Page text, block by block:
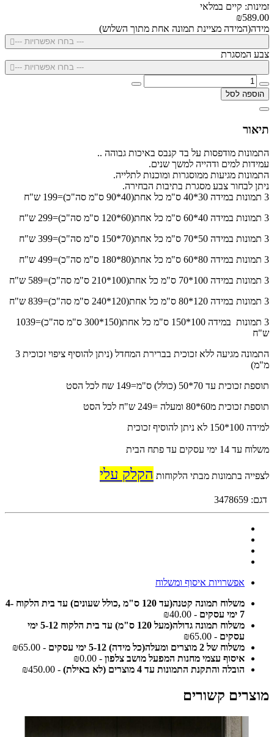
זמינות: קיים במלאי
₪589.00
מידה(המידה מציינת תמונה אחת מתוך השלוש)
--- בחרו אפשרויות ---
צבע המסגרת
--- בחרו אפשרויות ---
הוספה לסל
תיאור
התמונות מודפסות על בד קנבס באיכות גבוהה ..
עמידות למים ודהייה למשך שנים.
התמונות מגיעות ממוסגרות ומוכנות לתלייה.
ניתן לבחור צבע מסגרת בתיבות הבחירה.
3 תמונות במידה 30*40 ס"מ כל אחת(40*90 ס"מ סה"כ)=199 ש"ח
3 תמונות במידה 40*60 ס"מ כל אחת(60*120 ס"מ סה"כ)=299 ש"ח
3 תמונות במידה 50*70 ס"מ כל אחת(70*150 ס"מ סה"כ)=399 ש"ח
3 תמונות במידה 80*60 ס"מ כל אחת(80*180 ס"מ סה"כ)=499 ש"ח
3 תמונות במידה 100*70 ס"מ כל אחת(100*210 ס"מ סה"כ)=589 ש"ח
3 תמונות במידה 120*80 ס"מ כל אחת(120*240 ס"מ סה"כ)=839 ש"ח
3 תמונות במידה 100*150 ס"מ כל אחת(150*300 ס"מ סה"כ)=1039
ש"ח
התמונה מגיעה ללא זכוכית בברירת המחדל (ניתן להוסיף ציפוי זכוכית 3
מ"מ)
תוספת זכוכית עד 70*50 (כולל) ס"מ=149 שח לכל הסט
תוספת זכוכית מ60*80 ומעלה =249 ש"ח לכל הסט
למידה 100*150 לא ניתן להוסיף זכוכית
משלוח עד 14 ימי עסקים עד פתח הבית
לצפייה בתמונות מבתי הלקוחות הקלק עלי
דגם: 3478659
אפשרויות איסוף ומשלוח
משלוח תמונה קטנה(עד 120 ס"מ ,כולל שעונים) עד בית הלקוח 4-
7 ימי עסקים
- ₪40.00
משלוח תמונה גדולה(מעל 120 ס"מ) עד בית הלקוח 5-12 ימי
עסקים - ₪65.00
משלוח של 2 מוצרים ומעלה(כל מידה) 5-12 ימי עסקים
- ₪65.00
איסוף עצמי מחנות המפעל מושב צלפון - ₪0.00
הובלה והתקנת התמונות עד 4 מוצרים (לא באילת)
- ₪450.00
מוצרים קשורים